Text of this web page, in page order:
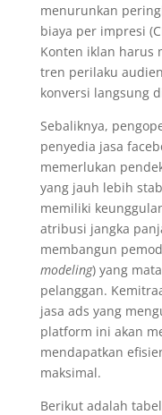
menurunkan
biaya per impresi
Konten iklan harus
tren perilaku
konversi langsung
Sebaliknya,
penyedia jasa
memerlukan
yang jauh lebih
memiliki
atribusi jangka
membangun
modeling) yang
pelanggan.
jasa ads yang
platform ini akan
mendapatkan
maksimal.
Berikut adalah